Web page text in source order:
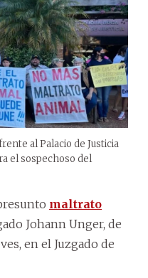
al Palacio de Justicia
el sospechoso del
maltrato
Johann Unger, de
en el Juzgado de